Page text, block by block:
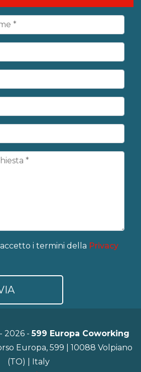
i termini della Privacy
2026 -599 Europa Coworking
Europa, 599 | 10088 Volpiano
(TO) | Italy